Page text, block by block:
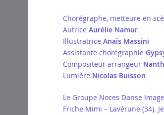
Chorégraphe, metteure en
Autrice Aurélie Namur
Illustratrice Anaïs Massini
Assistante chorégraphie
Compositeur arrangeur
Lumière Nicolas Buisson
Le Groupe Noces Danse
Friche Mimi – Lavérune (34).